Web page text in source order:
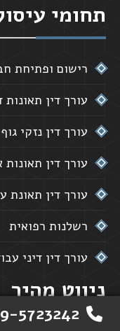
תחומי
רישום ופתיחת
עורך דין תאונות
עורך דין נזקי גוף
עורך דין
עורך דין תאונת
רשלנות רפואית
עורך דין דיני
ניווט מהיר
5723242